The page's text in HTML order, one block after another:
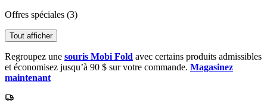
Offres spéciales (3)
Tout afficher
Regroupez une souris Mobi Fold avec certains produits admissibles
et économisez jusqu’à 90 $ sur votre commande. Magasinez
maintenant